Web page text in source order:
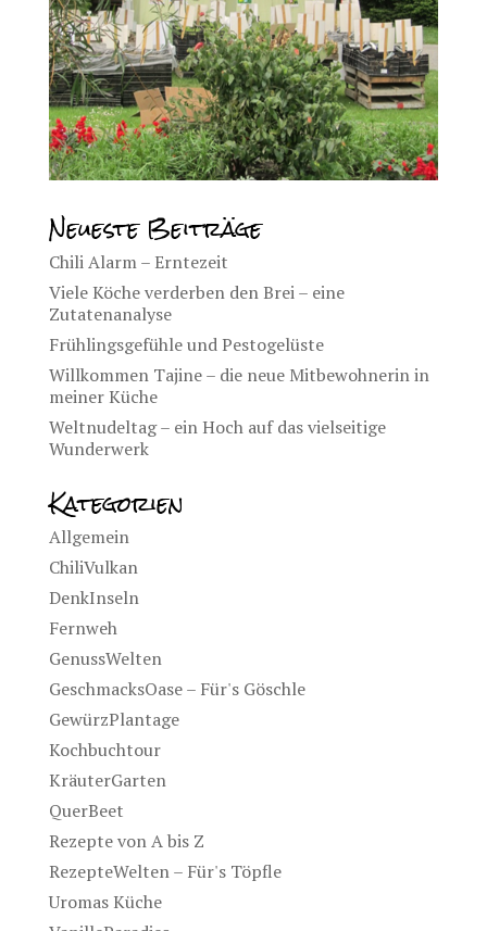
Neueste Beiträge
Chili Alarm – Erntezeit
Viele Köche verderben den Brei – eine
Zutatenanalyse
Frühlingsgefühle und Pestogelüste
Willkommen Tajine – die neue Mitbewohnerin in
meiner Küche
Weltnudeltag – ein Hoch auf das vielseitige
Wunderwerk
Kategorien
Allgemein
ChiliVulkan
DenkInseln
Fernweh
GenussWelten
GeschmacksOase – Für's Göschle
GewürzPlantage
Kochbuchtour
KräuterGarten
QuerBeet
Rezepte von A bis Z
RezepteWelten – Für's Töpfle
Uromas Küche